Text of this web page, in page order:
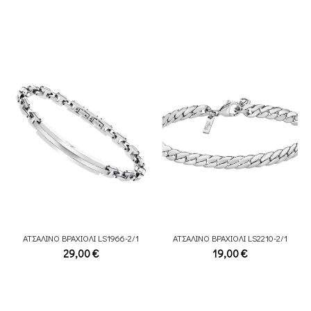
ΑΤΣΑΛΙΝΟ ΒΡΑΧΙΟΛΙ LS1966-2/1
29,00€
ΑΤΣΑΛΙΝΟ ΒΡΑΧΙΟΛΙ LS2210-2/1
19,00€